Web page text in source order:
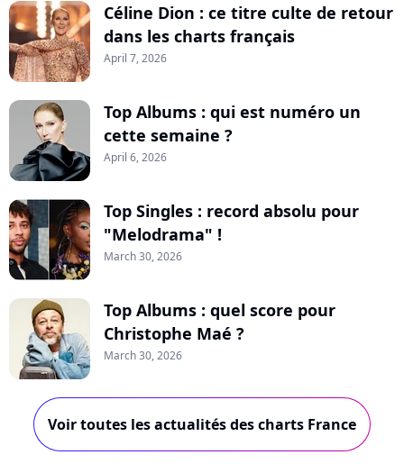
Céline Dion : ce titre culte de retour
dans les charts français
April 7, 2026
Top Albums : qui est numéro un
cette semaine ?
April 6, 2026
Top Singles : record absolu pour
"Melodrama" !
March 30, 2026
Top Albums : quel score pour
Christophe Maé ?
March 30, 2026
Voir toutes les actualités des charts France